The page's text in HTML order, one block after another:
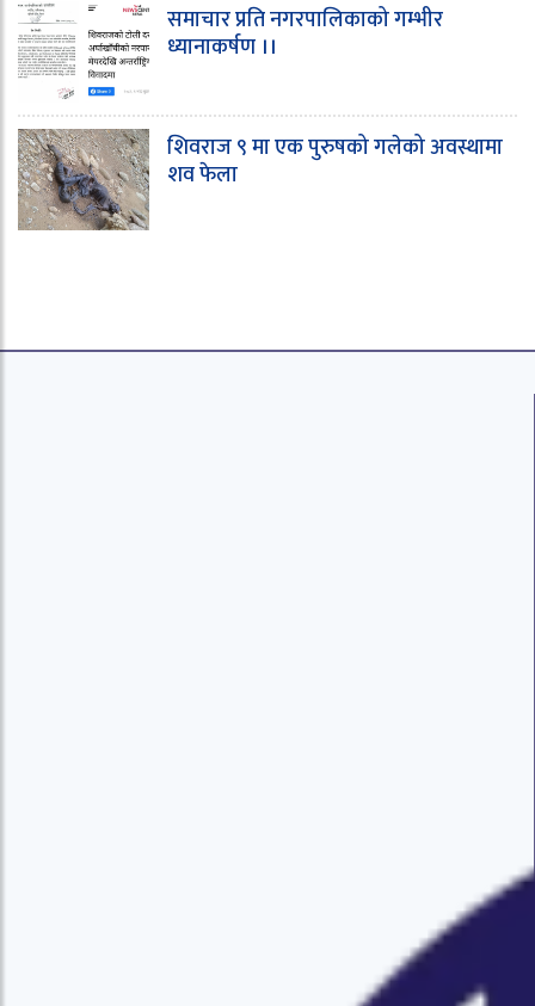
समाचार प्रति नगरपालिकाको गम्भीर
ध्यानाकर्षण ।।
शिवराज ९ मा एक पुरुषको गलेको अवस्थामा
शव फेला